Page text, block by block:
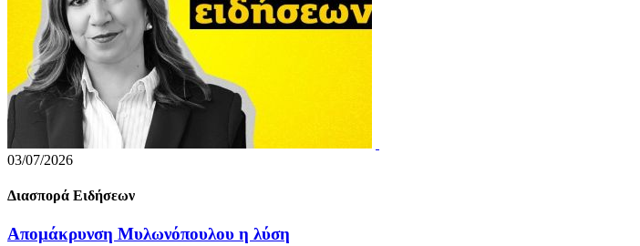
03/07/2026
Διασπορά Ειδήσεων
Απομάκρυνση Μυλωνόπουλου η λύση